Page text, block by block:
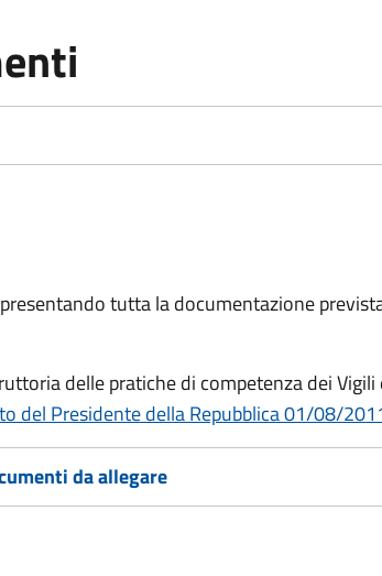
tutta la documentazione
delle pratiche di competenza dei Vigili
del Presidente della Repubblica 01/08/
da allegare